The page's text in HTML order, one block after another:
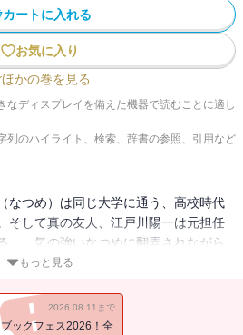
カートに入れる
お気に入り
ほかの巻を見る
ディスプレイを備えた機器で読むことに適し
列のハイライト、検索、辞書の参照、引用など
なつめ）は同じ大学に通う、高校時代
そして真の友人、江戸川陽一は元担任
。 気の強いなつめに翻弄されながら
5歳年上の、教師なのにどこか危なっか
暖かく描く連載の第1巻。昔、教え子と
陽一の出逢いも明かされます。
もっと見る
2026.08.11まで
ブックフェス2026！全